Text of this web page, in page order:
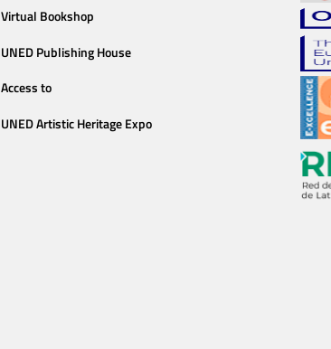
Virtual Bookshop
UNED Publishing House
Access to
UNED Artistic Heritage Expo